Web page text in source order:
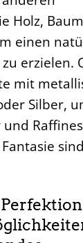
Holz,
einen
erzielen.
mit
Silber,